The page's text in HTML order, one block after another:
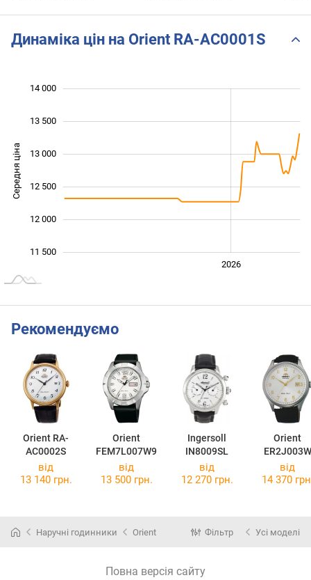
Динаміка цін на Orient RA-AC0001S
Середня ціна
11 500
12 000
12 500
13 000
13 500
14 000
2026
Рекомендуємо
Orient RA-
AC0002S
Orient
FEM7L007W9
Ingersoll
IN8009SL
Orient
ER2J003W
від
13 140 грн.
від
13 500 грн.
від
12 270 грн.
від
14 370
Наручні годинники Orient Фільтр Усі моделі
Повна версія сайту